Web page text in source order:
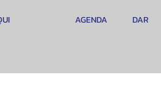
DAR
AGENDA